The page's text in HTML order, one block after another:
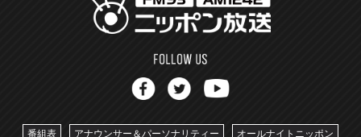
番組表 アナウンサー＆パーソナリティー オールナイトニッポン